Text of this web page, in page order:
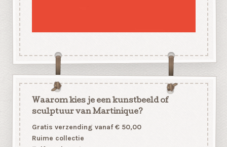
Waarom kies je een kunstbeeld of
sculptuur van Martinique?
Gratis verzending vanaf € 50,00
Ruime collectie